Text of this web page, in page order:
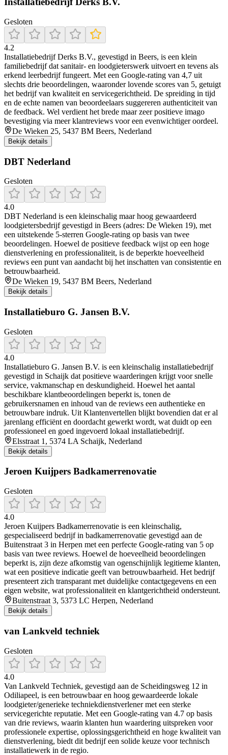
Gesloten
4.2
Installatiebedrijf Derks B.V., gevestigd in Beers, is een klein
familiebedrijf dat sanitair- en loodgieterswerk uitvoert en tevens als
erkend leerbedrijf fungeert. Met een Google-rating van 4,7 uit
slechts drie beoordelingen, waaronder lovende scores van 5, getuigt
het bedrijf van kwaliteit en servicegerichtheid. De spreiding in tijd
en de echte namen van beoordeelaars suggereren authenticiteit van
de feedback. Wel verdient het brede maar zeer positieve imago
bevestiging via meer klantreviews voor een evenwichtiger oordeel.
De Wieken 25, 5437 BM Beers, Nederland
Bekijk details
DBT Nederland
Gesloten
4.0
DBT Nederland is een kleinschalig maar hoog gewaardeerd
loodgietersbedrijf gevestigd in Beers (adres: De Wieken 19), met
een uitstekende 5‑sterren Google‑rating op basis van twee
beoordelingen. Hoewel de positieve feedback wijst op een hoge
dienstverlening en professionaliteit, is de beperkte hoeveelheid
reviews een punt van aandacht bij het inschatten van consistentie en
betrouwbaarheid.
De Wieken 19, 5437 BM Beers, Nederland
Bekijk details
Installatieburo G. Jansen B.V.
Gesloten
4.0
Installatieburo G. Jansen B.V. is een kleinschalig installatiebedrijf
gevestigd in Schaijk dat positieve waarderingen krijgt voor snelle
service, vakmanschap en deskundigheid. Hoewel het aantal
beschikbare klantbeoordelingen beperkt is, tonen de
gebruikersnamen en inhoud van de reviews een authentieke en
betrouwbare indruk. Uit Klantenvertellen blijkt bovendien dat er al
jarenlang efficiënt en doordacht gewerkt wordt, wat duidt op een
professioneel en goed ingevoerd lokaal installatiebedrijf.
Elsstraat 1, 5374 LA Schaijk, Nederland
Bekijk details
Jeroen Kuijpers Badkamerrenovatie
Gesloten
4.0
Jeroen Kuijpers Badkamerrenovatie is een kleinschalig,
gespecialiseerd bedrijf in badkamerrenovatie gevestigd aan de
Buitenstraat 3 in Herpen met een perfecte Google-rating van 5 op
basis van twee reviews. Hoewel de hoeveelheid beoordelingen
beperkt is, zijn deze afkomstig van ogenschijnlijk legitieme klanten,
wat een positieve indicatie geeft van betrouwbaarheid. Het bedrijf
presenteert zich transparant met duidelijke contactgegevens en een
eigen website, wat professionaliteit en klantgerichtheid ondersteunt.
Buitenstraat 3, 5373 LC Herpen, Nederland
Bekijk details
van Lankveld techniek
Gesloten
4.0
Van Lankveld Techniek, gevestigd aan de Scheidingsweg 12 in
Odiliapeel, is een betrouwbaar en hoog gewaardeerde lokale
loodgieter/generieke techniekdienstverlener met een sterke
servicegerichte reputatie. Met een Google-rating van 4.7 op basis
van drie reviews, waarin klanten hun waardering uitspreken voor
professionele expertise, oplossingsgerichtheid en hoge kwaliteit van
dienstverlening, biedt dit bedrijf een solide keuze voor technisch
installatiewerk in de regio.